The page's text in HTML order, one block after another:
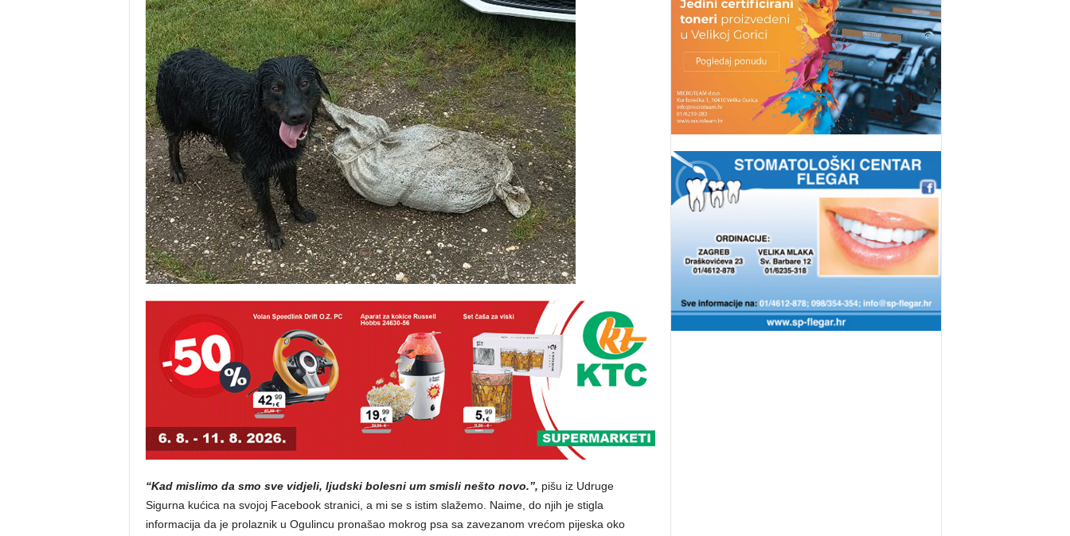
“Kad mislimo da smo sve vidjeli, ljudski bolesni um smisli nešto novo.”, pišu iz Udruge
Sigurna kućica na svojoj Facebook stranici, a mi se s istim slažemo. Naime, do njih je stigla
informacija da je prolaznik u Ogulincu pronašao mokrog psa sa zavezanom vrećom pijeska oko